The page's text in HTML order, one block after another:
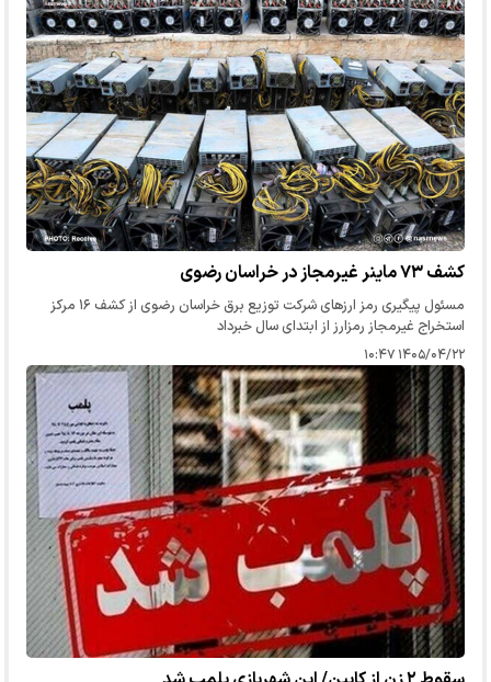
کشف ۷۳ ماینر غیرمجاز در خراسان رضوی
مسئول پیگیری رمز ارزهای شرکت توزیع برق خراسان رضوی از کشف ۱۶ مرکز
استخراج غیرمجاز رمزارز از ابتدای سال خبرداد
۱۴۰۵/۰۴/۲۲ ۱۰:۴۷